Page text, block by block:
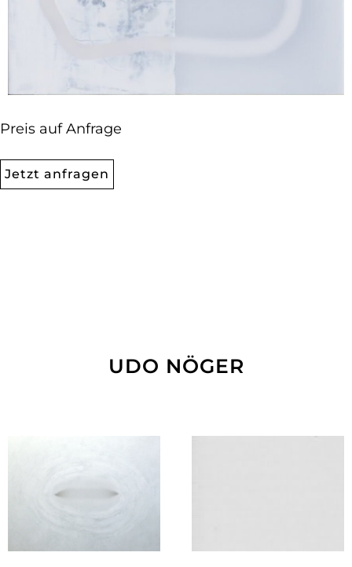
Preis auf Anfrage
Jetzt anfragen
UDO NÖGER